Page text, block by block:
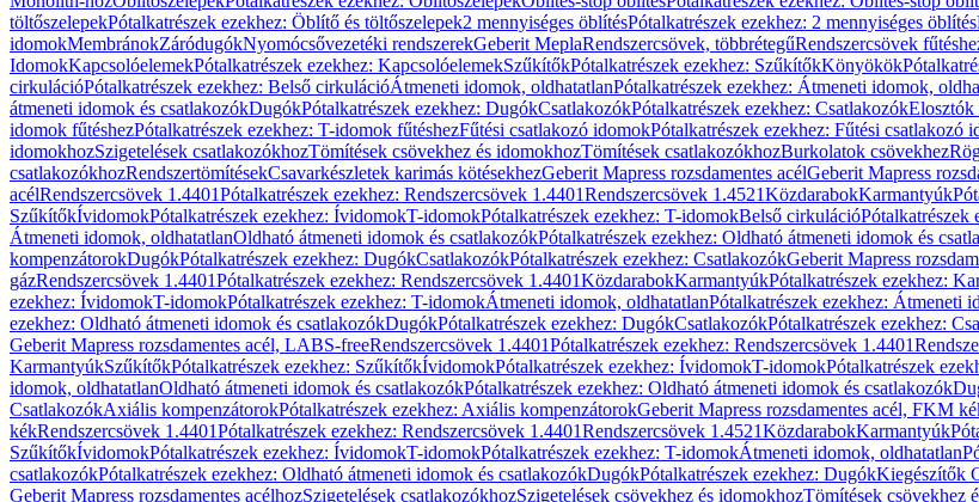
töltőszelepekPótalkatrészek ezekhez: Öblítő és töltőszelepek2 mennyiséges öblítésPótalkatrészek ezekhez: 2 mennyiséges öblítés
idomokMembránokZáródugókNyomócsővezetéki rendszerekGeberit MeplaRendszercsövek, többrétegűRendszercsövek
IdomokKapcsolóelemekPótalkatrészek ezekhez: KapcsolóelemekSzűkítőkPótalkatrészek ezekhez: SzűkítőkKönyökök
cirkulációPótalkatrészek ezekhez: Belső cirkulációÁtmeneti idomok, oldhatatlanPótalkatrészek ezekhez: Átmeneti idomok,
átmeneti idomok és csatlakozókDugókPótalkatrészek ezekhez: DugókCsatlakozókPótalkatrészek ezekhez: CsatlakozókElosztók
idomok fűtéshezPótalkatrészek ezekhez: T-idomok fűtéshezFűtési csatlakozó idomokPótalkatrészek ezekhez: Fűtési csatlakozó
idomokhozSzigetelések csatlakozókhozTömítések csövekhez és idomokhozTömítések csatlakozókhozBurkolatok csövekhez
csatlakozókhozRendszertömítésekCsavarkészletek karimás kötésekhezGeberit Mapress rozsdamentes acélGeberit Mapress
acélRendszercsövek 1.4401Pótalkatrészek ezekhez: Rendszercsövek 1.4401Rendszercsövek 1.4521KözdarabokKarmantyúk
SzűkítőkÍvidomokPótalkatrészek ezekhez: ÍvidomokT-idomokPótalkatrészek ezekhez: T-idomokBelső cirkulációPótalkatrészek
Átmeneti idomok, oldhatatlanOldható átmeneti idomok és csatlakozókPótalkatrészek ezekhez: Oldható átmeneti idomok és
kompenzátorokDugókPótalkatrészek ezekhez: DugókCsatlakozókPótalkatrészek ezekhez: CsatlakozókGeberit Mapress
gázRendszercsövek 1.4401Pótalkatrészek ezekhez: Rendszercsövek 1.4401KözdarabokKarmantyúkPótalkatrészek ezekhez:
ezekhez: ÍvidomokT-idomokPótalkatrészek ezekhez: T-idomokÁtmeneti idomok, oldhatatlanPótalkatrészek ezekhez: Átmeneti
ezekhez: Oldható átmeneti idomok és csatlakozókDugókPótalkatrészek ezekhez: DugókCsatlakozókPótalkatrészek ezekhez:
Geberit Mapress rozsdamentes acél, LABS-freeRendszercsövek 1.4401Pótalkatrészek ezekhez: Rendszercsövek 1.4401
KarmantyúkSzűkítőkPótalkatrészek ezekhez: SzűkítőkÍvidomokPótalkatrészek ezekhez: ÍvidomokT-idomokPótalkatrészek
idomok, oldhatatlanOldható átmeneti idomok és csatlakozókPótalkatrészek ezekhez: Oldható átmeneti idomok és csatlakozók
CsatlakozókAxiális kompenzátorokPótalkatrészek ezekhez: Axiális kompenzátorokGeberit Mapress rozsdamentes acél, FKM
kékRendszercsövek 1.4401Pótalkatrészek ezekhez: Rendszercsövek 1.4401Rendszercsövek 1.4521KözdarabokKarmantyúk
SzűkítőkÍvidomokPótalkatrészek ezekhez: ÍvidomokT-idomokPótalkatrészek ezekhez: T-idomokÁtmeneti idomok, oldhatatlan
csatlakozókPótalkatrészek ezekhez: Oldható átmeneti idomok és csatlakozókDugókPótalkatrészek ezekhez: DugókKiegészítők
Geberit Mapress rozsdamentes acélhozSzigetelések csatlakozókhozSzigetelések csövekhez és idomokhozTömítések csövekhez